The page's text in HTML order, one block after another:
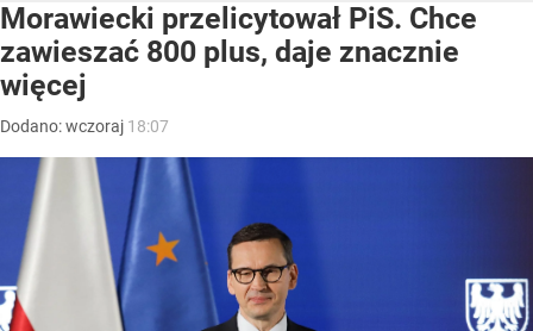
Morawiecki przelicytował PiS. Chce
zawieszać 800 plus, daje znacznie
więcej
Dodano:wczoraj 18:07